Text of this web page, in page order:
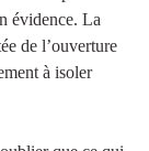
évidence. La
de l’ouverture
à isoler